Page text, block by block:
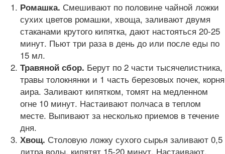
Ромашка. Смешивают по половине чайной ложки
сухих цветов ромашки, хвоща, заливают двумя
стаканами крутого кипятка, дают настояться 20-25
минут. Пьют три раза в день до или после еды по
15 мл.
Травяной сбор. Берут по 2 части тысячелистника,
травы толокнянки и 1 часть березовых почек, корня
аира. Заливают кипятком, томят на медленном
огне 10 минут. Настаивают полчаса в теплом
месте. Выпивают за несколько приемов в течение
дня.
Хвощ. Столовую ложку сухого сырья заливают 0,5
литра воды, кипятят 15-20 минут. Настаивают,